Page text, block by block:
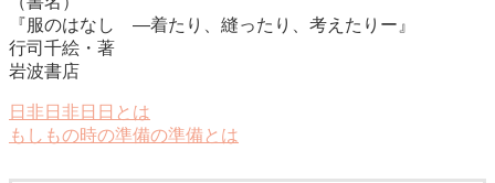
『服のはなし ―着たり、縫ったり、考えたりー』
行司千絵・著
岩波書店
日非日非日日とは
もしもの時の準備の準備とは